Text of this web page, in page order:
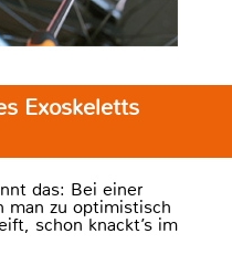
Exoskeletts
das: Bei einer
man zu optimistisch
schon knackt’s im